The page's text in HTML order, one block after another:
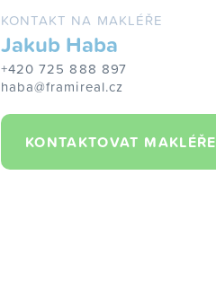
KONTAKT NA MAKLÉŘE
Jakub Haba
+420 725 888 897
haba@framireal.cz
KONTAKTOVAT MAKLÉŘE